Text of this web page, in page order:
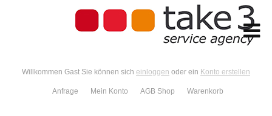
Willkommen Gast Sie können sich einloggen oder ein Konto erstellen
Anfrage Mein Konto AGB Shop Warenkorb